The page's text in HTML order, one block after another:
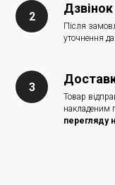
Після
уточнення
Товар
накладеним
перегляду